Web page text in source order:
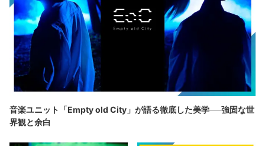
音楽ユニット「Empty old City」が語る徹底した美学──強固な世
界観と余白